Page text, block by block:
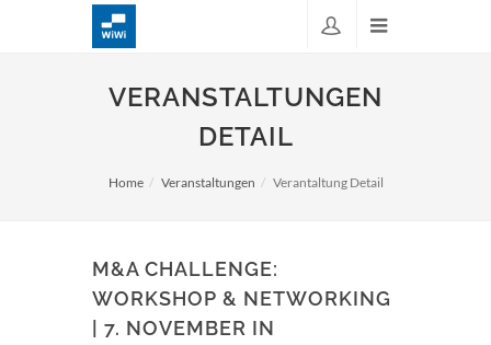
VERANSTALTUNGEN
DETAIL
Home Veranstaltungen Verantaltung Detail
M&A CHALLENGE:
WORKSHOP & NETWORKING
| 7. NOVEMBER IN